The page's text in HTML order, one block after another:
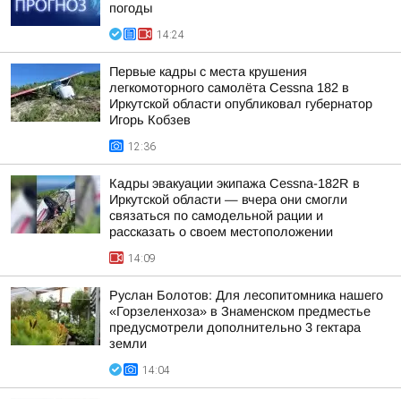
погоды
14:24
Первые кадры с места крушения
легкомоторного самолёта Cessna 182 в
Иркутской области опубликовал губернатор
Игорь Кобзев
12:36
Кадры эвакуации экипажа Cessna-182R в
Иркутской области — вчера они смогли
связаться по самодельной рации и
рассказать о своем местоположении
14:09
Руслан Болотов: Для лесопитомника нашего
«Горзеленхоза» в Знаменском предместье
предусмотрели дополнительно 3 гектара
земли
14:04